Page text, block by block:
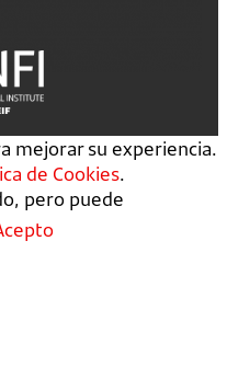
mejorar su experiencia.
de Cookies.
pero puede